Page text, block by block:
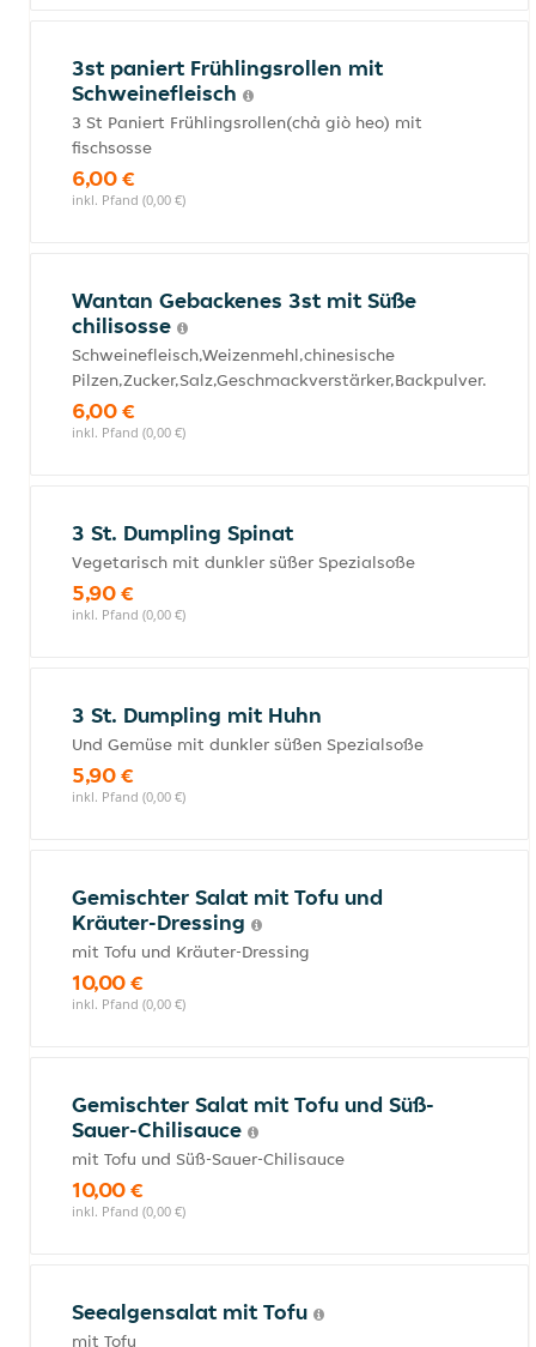
3st paniert Frühlingsrollen mit
Schweinefleisch
3 St Paniert Frühlingsrollen(chả giò heo) mit
fischsosse
6,00 €
inkl. Pfand (0,00 €)
Wantan Gebackenes 3st mit Süße
chilisosse
Schweinefleisch,Weizenmehl,chinesische
Pilzen,Zucker,Salz,Geschmackverstärker,Backpulver.
6,00 €
inkl. Pfand (0,00 €)
3 St. Dumpling Spinat
Vegetarisch mit dunkler süßer Spezialsoße
5,90 €
inkl. Pfand (0,00 €)
3 St. Dumpling mit Huhn
Und Gemüse mit dunkler süßen Spezialsoße
5,90 €
inkl. Pfand (0,00 €)
Gemischter Salat mit Tofu und
Kräuter-Dressing
mit Tofu und Kräuter-Dressing
10,00 €
inkl. Pfand (0,00 €)
Gemischter Salat mit Tofu und Süß-
Sauer-Chilisauce
mit Tofu und Süß-Sauer-Chilisauce
10,00 €
inkl. Pfand (0,00 €)
Seealgensalat mit Tofu
mit Tofu